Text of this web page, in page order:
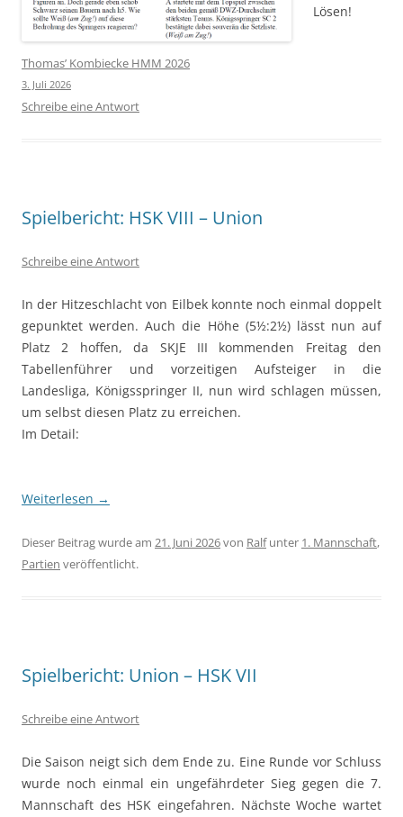
Lösen!
Thomas’ Kombiecke HMM 2026
3. Juli 2026
Schreibe eine Antwort
Spielbericht: HSK VIII – Union
Schreibe eine Antwort
In der Hitzeschlacht von Eilbek konnte noch einmal doppelt
gepunktet werden. Auch die Höhe (5½:2½) lässt nun auf
Platz 2 hoffen, da SKJE III kommenden Freitag den
Tabellenführer und vorzeitigen Aufsteiger in die
Landesliga, Königsspringer II, nun wird schlagen müssen,
um selbst diesen Platz zu erreichen.
Im Detail:
Weiterlesen →
Dieser Beitrag wurde am 21. Juni 2026von Ralfunter 1. Mannschaft,
Partien veröffentlicht.
Spielbericht: Union – HSK VII
Schreibe eine Antwort
Die Saison neigt sich dem Ende zu. Eine Runde vor Schluss
wurde noch einmal ein ungefährdeter Sieg gegen die 7.
Mannschaft des HSK eingefahren. Nächste Woche wartet